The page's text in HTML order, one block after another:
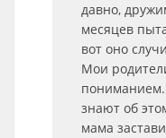
давно,
месяцев
вот оно
Мои
знают об
мама